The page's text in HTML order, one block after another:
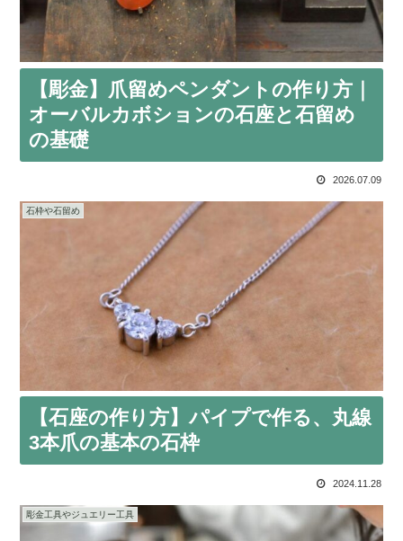
【彫金】爪留めペンダントの作り方｜
オーバルカボションの石座と石留め
の基礎
2026.07.09
石枠や石留め
【石座の作り方】パイプで作る、丸線
3本爪の基本の石枠
2024.11.28
彫金工具やジュエリー工具